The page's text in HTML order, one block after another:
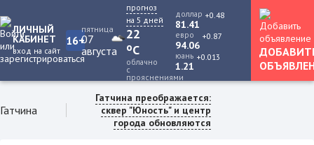
ЛИЧНЫЙ
КАБИНЕТ
вход на сайт
16+
пятница
07
августа
прогноз
на 5 дней
22
oC
облачно
с
прояснениями
доллар
81.41
+0.48
евро
94.06
+0.87
юань
1.21
+0.013
Гатчина
Гатчина преображается:
сквер "Юность" и центр
города обновляются